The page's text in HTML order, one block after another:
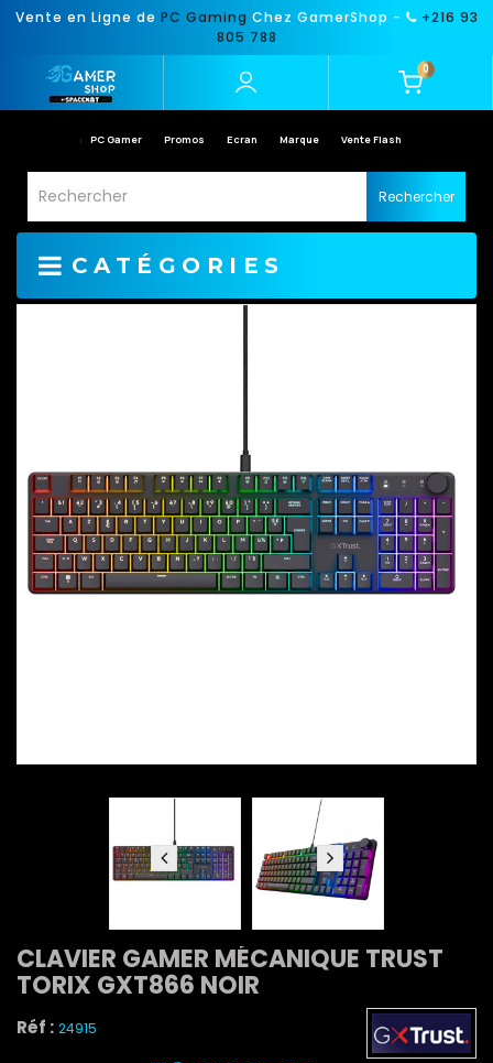
Vente en Ligne de PC Gaming Chez GamerShop -
+216 93
805 788
0
PC Gamer Promos Ecran Marque Vente Flash
Rechercher
CATÉGORIES
CLAVIER GAMER MÉCANIQUE TRUST
TORIX GXT866 NOIR
Réf : 24915